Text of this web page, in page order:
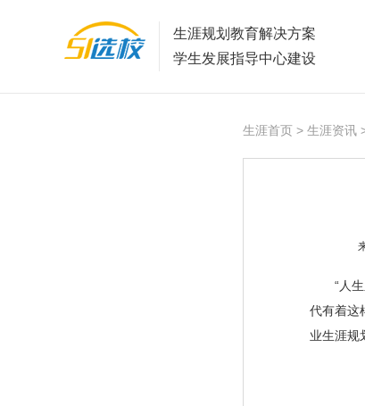
生涯规划教育解决方案
学生发展指导中心建设
生涯首页 > 生涯资讯
“人生
代有着这
业生涯规